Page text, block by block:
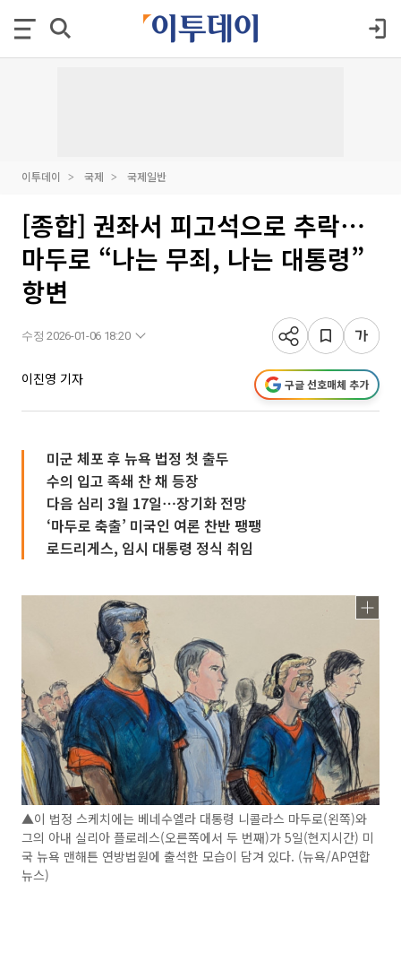
이투데이 국제 국제일반
[종합] 권좌서 피고석으로 추락⋯
마두로 “나는 무죄, 나는 대통령”
항변
수정 2026-01-06 18:20
이진영 기자 구글 선호매체 추가
미군 체포 후 뉴욕 법정 첫 출두
수의 입고 족쇄 찬 채 등장
다음 심리 3월 17일⋯장기화 전망
‘마두로 축출’ 미국인 여론 찬반 팽팽
로드리게스, 임시 대통령 정식 취임
▲이 법정 스케치에는 베네수엘라 대통령 니콜라스 마두로(왼쪽)와
그의 아내 실리아 플로레스(오른쪽에서 두 번째)가 5일(현지시간) 미
국 뉴욕 맨해튼 연방법원에 출석한 모습이 담겨 있다. (뉴욕/AP연합
뉴스)